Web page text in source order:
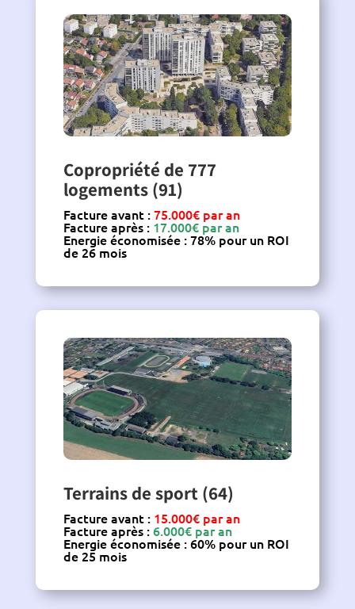
Copropriété de 777
logements (91)
Facture avant :75.000€ par an
Facture après : 17.000€ par an
Energie économisée : 78% pour un ROI
de 26 mois
Terrains de sport (64)
Facture avant : 15.000€ par an
Facture après :6.000€ par an
Energie économisée : 60% pour un ROI
de 25 mois